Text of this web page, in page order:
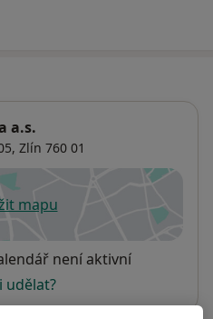
a.s.
Zlín 760 01
mapu
se otevře v nové záložce
není aktivní
udělat?